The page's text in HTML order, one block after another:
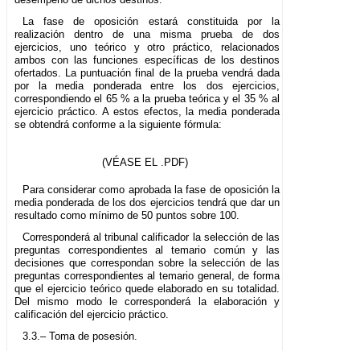
La fase de oposición estará constituida por la
realización dentro de una misma prueba de dos
ejercicios, uno teórico y otro práctico, relacionados
ambos con las funciones específicas de los destinos
ofertados. La puntuación final de la prueba vendrá dada
por la media ponderada entre los dos ejercicios,
correspondiendo el 65 % a la prueba teórica y el 35 % al
ejercicio práctico. A estos efectos, la media ponderada
se obtendrá conforme a la siguiente fórmula:
(VÉASE EL .PDF)
Para considerar como aprobada la fase de oposición la
media ponderada de los dos ejercicios tendrá que dar un
resultado como mínimo de 50 puntos sobre 100.
Corresponderá al tribunal calificador la selección de las
preguntas correspondientes al temario común y las
decisiones que correspondan sobre la selección de las
preguntas correspondientes al temario general, de forma
que el ejercicio teórico quede elaborado en su totalidad.
Del mismo modo le corresponderá la elaboración y
calificación del ejercicio práctico.
3.3.– Toma de posesión.